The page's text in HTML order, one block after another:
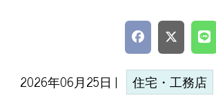
2026年06月25日 | 住宅・工務店